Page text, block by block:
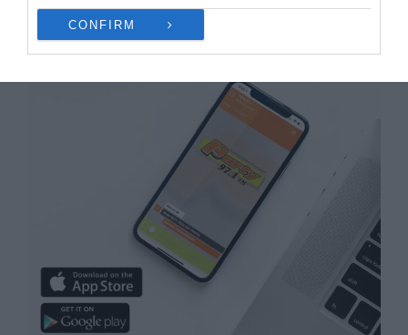
CONFIRM